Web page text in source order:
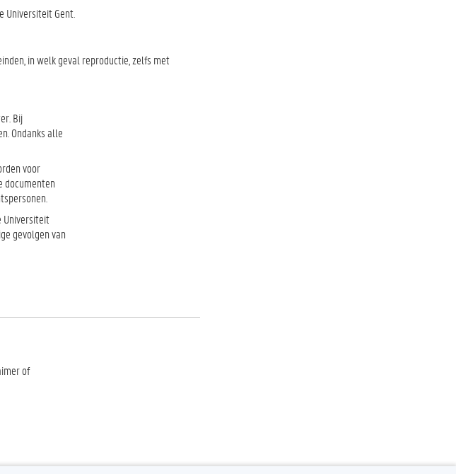
Universiteit Gent.
in welk geval reproductie, zelfs met
Bij
Ondanks alle
voor
documenten
Universiteit
gevolgen van
of